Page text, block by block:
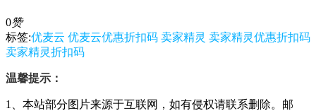
0赞
标签:优麦云 优麦云优惠折扣码 卖家精灵 卖家精灵优惠折扣码
卖家精灵折扣码
温馨提示：
1、本站部分图片来源于互联网，如有侵权请联系删除。邮